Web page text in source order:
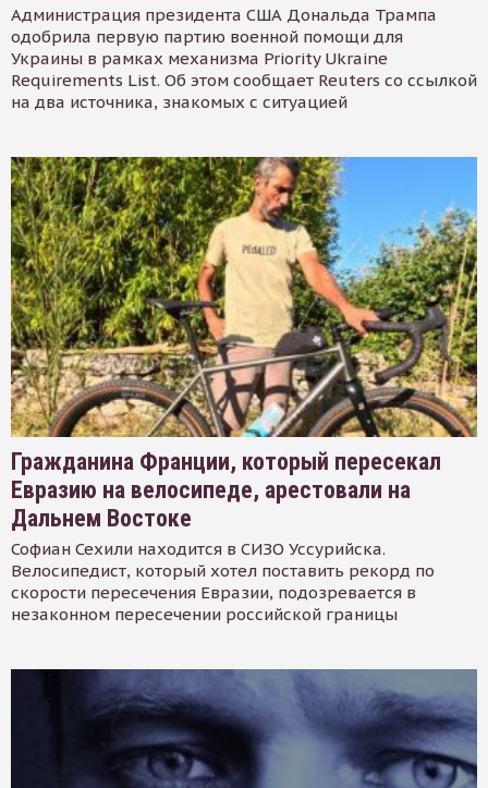
Администрация президента США Дональда Трампа
одобрила первую партию военной помощи для
Украины в рамках механизма Priority Ukraine
Requirements List. Об этом сообщает Reuters со ссылкой
на два источника, знакомых с ситуацией
Гражданина Франции, который пересекал
Евразию на велосипеде, арестовали на
Дальнем Востоке
Софиан Сехили находится в СИЗО Уссурийска.
Велосипедист, который хотел поставить рекорд по
скорости пересечения Евразии, подозревается в
незаконном пересечении российской границы